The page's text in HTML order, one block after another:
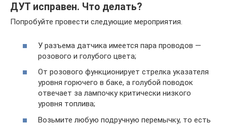
ДУТ исправен. Что делать?
Попробуйте провести следующие мероприятия.
У разъема датчика имеется пара проводов —
розового и голубого цвета;
От розового функционирует стрелка указателя
уровня горючего в баке, а голубой поводок
отвечает за лампочку критически низкого
уровня топлива;
Возьмите любую подручную перемычку, то есть